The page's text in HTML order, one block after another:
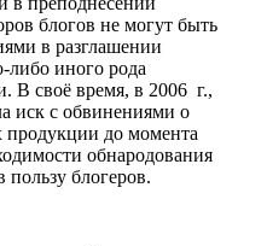
блогов не могут быть
в разглашении
либо иного рода
В своё время, в 2006 г.,
иск с обвинениями о
до момента
обнародования
блогеров.